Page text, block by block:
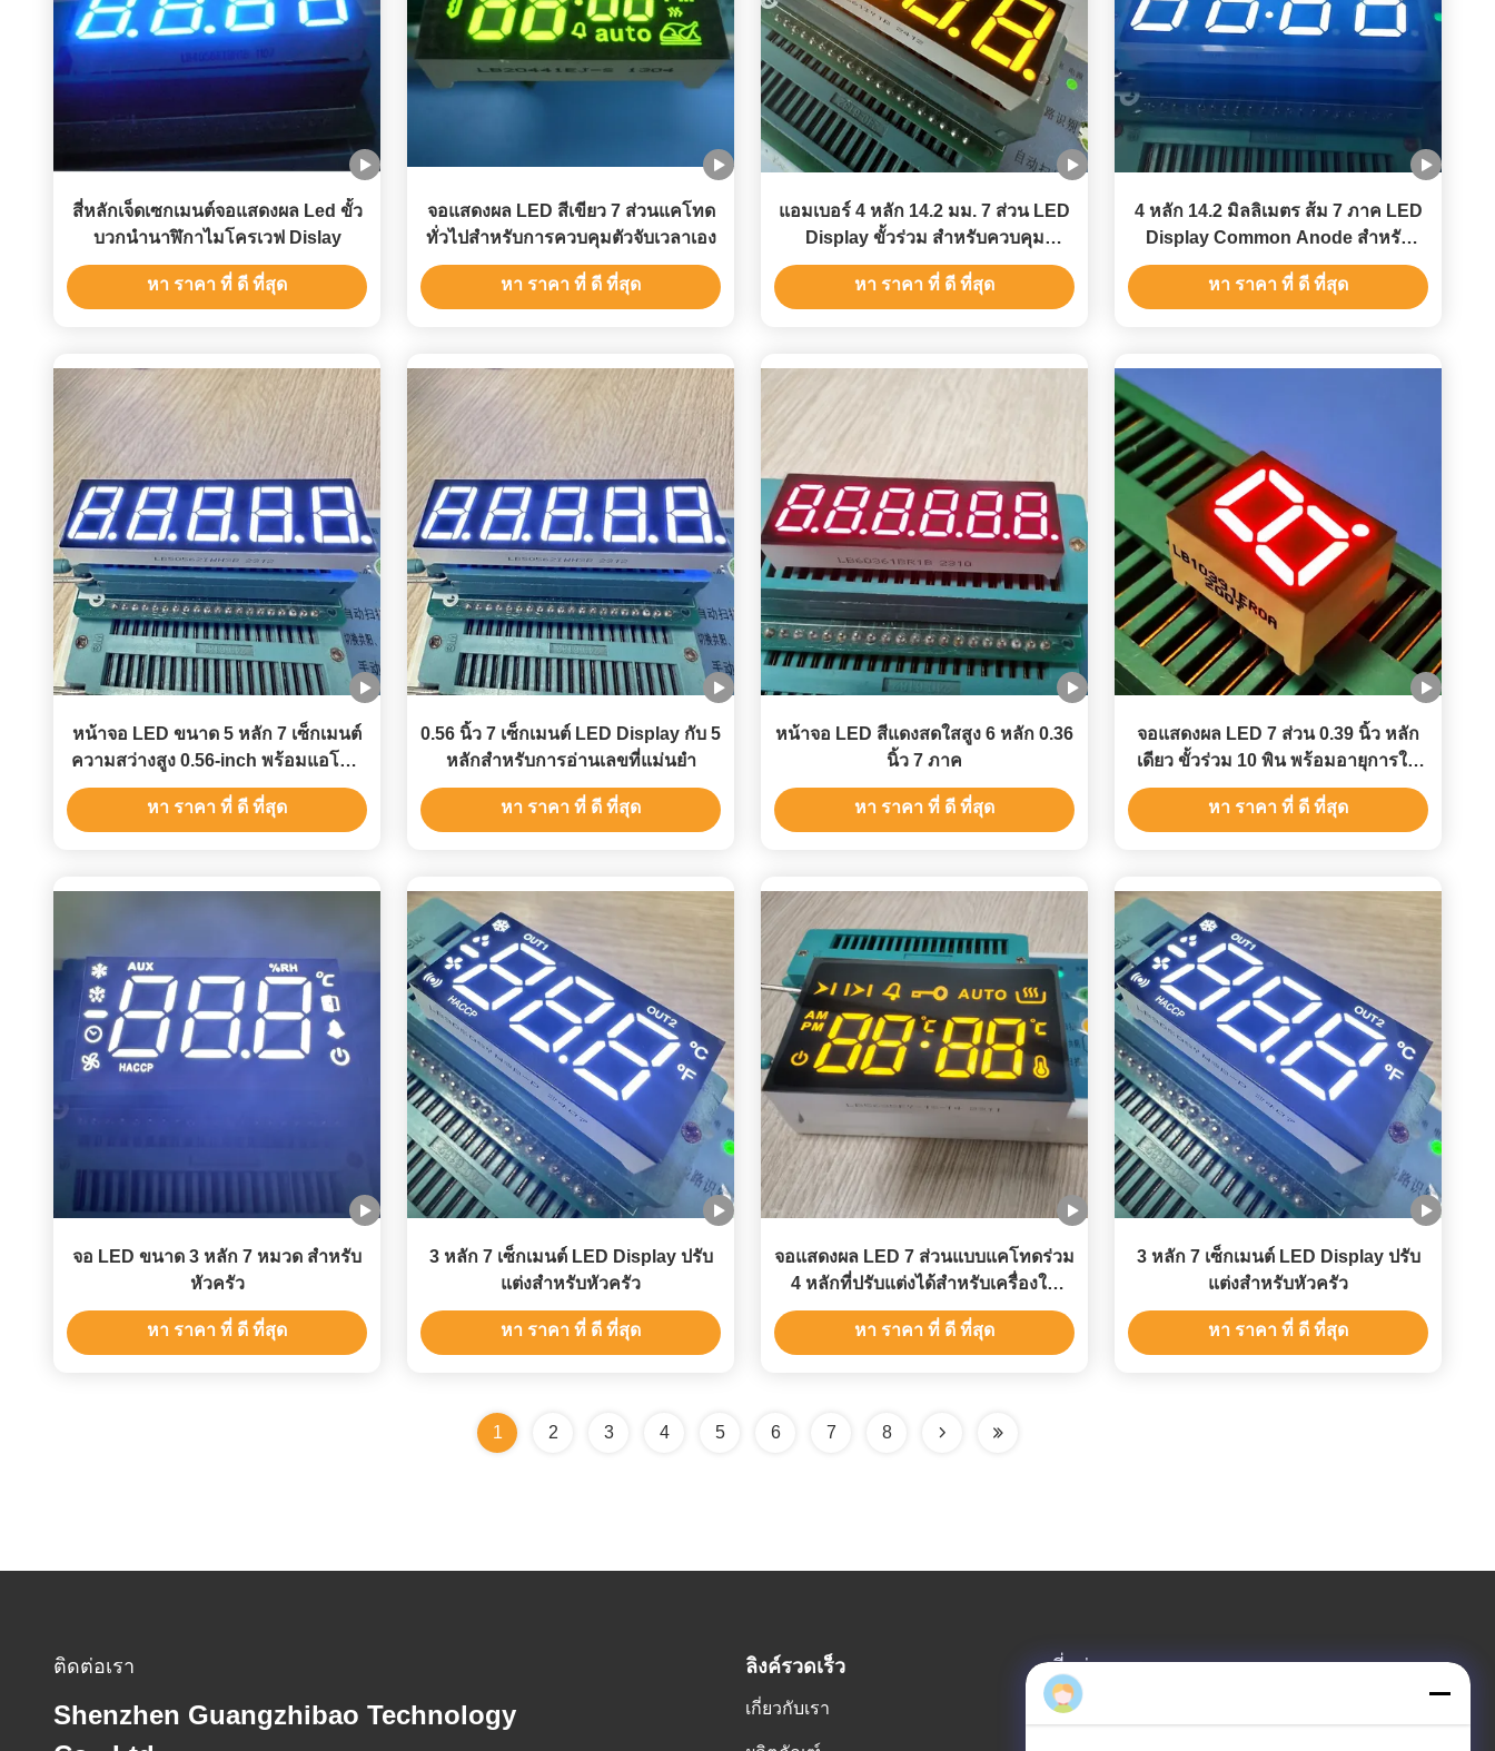
สี่หลักเจ็ดเซกเมนต์จอแสดงผล Led ขั้ว
บวกนำนาฬิกาไมโครเวฟ Dislay
หา ราคา ที่ ดี ที่สุด
จอแสดงผล LED สีเขียว 7 ส่วนแคโทด
ทั่วไปสำหรับการควบคุมตัวจับเวลาเอง
หา ราคา ที่ ดี ที่สุด
แอมเบอร์ 4 หลัก 14.2 มม. 7 ส่วน LED
Display ขั้วร่วม สำหรับควบคุม
อุณหภูมิ
หา ราคา ที่ ดี ที่สุด
4 หลัก 14.2 มิลลิเมตร ส้ม 7 ภาค LED
Display Common Anode สําหรับ
ควบคุมอุณหภูมิ
หา ราคา ที่ ดี ที่สุด
หน้าจอ LED ขนาด 5 หลัก 7 เซ็กเมนต์
ความสว่างสูง 0.56-inch พร้อมแอโนด
ร่วมกันสําหรับควบคุมกระบวนการ
หา ราคา ที่ ดี ที่สุด
0.56 นิ้ว 7 เซ็กเมนต์ LED Display กับ 5
หลักสําหรับการอ่านเลขที่แม่นยํา
หา ราคา ที่ ดี ที่สุด
หน้าจอ LED สีแดงสดใสสูง 6 หลัก 0.36
นิ้ว 7 ภาค
หา ราคา ที่ ดี ที่สุด
จอแสดงผล LED 7 ส่วน 0.39 นิ้ว หลัก
เดียว ขั้วร่วม 10 พิน พร้อมอายุการใช้
งาน 10000 ชั่วโมง และความยาวคลื่น
620-625 นาโนเมตร สำหรับแผงหน้าปัด
หา ราคา ที่ ดี ที่สุด
จอ LED ขนาด 3 หลัก 7 หมวด สําหรับ
หัวครัว
หา ราคา ที่ ดี ที่สุด
3 หลัก 7 เซ็กเมนต์ LED Display ปรับ
แต่งสําหรับหัวครัว
หา ราคา ที่ ดี ที่สุด
จอแสดงผล LED 7 ส่วนแบบแคโทดร่วม
4 หลักที่ปรับแต่งได้สำหรับเครื่องใช้
ไฟฟ้าขนาดเล็ก
หา ราคา ที่ ดี ที่สุด
3 หลัก 7 เซ็กเมนต์ LED Display ปรับ
แต่งสําหรับหัวครัว
หา ราคา ที่ ดี ที่สุด
1 2 3 4 5 6 7 8
ติดต่อเรา
Shenzhen Guangzhibao Technology
ลิงค์รวดเร็ว
เกี่ยวกับเรา
ที่อยู่ของเรา
ที่อยู่ บริษัท